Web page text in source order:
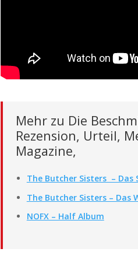
Mehr zu Die
Rezension, Urteil,
Magazine,
The Butcher Sisters – Das
The Butcher Sisters – Das
NOFX – Half Album